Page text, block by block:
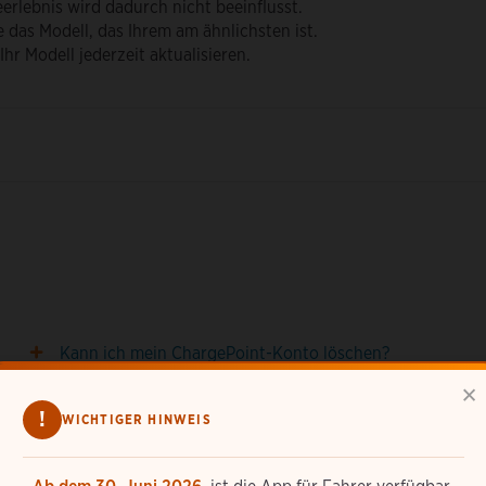
×
! WICHTIGER HINWEIS
wird dadurch nicht beeinflusst.
Modell, das Ihrem am ähnlichsten ist.
Modell jederzeit aktualisieren.
Kann ich mein ChargePoint-Konto löschen?
Wie erhalte ich eine ChargePoint-Karte?